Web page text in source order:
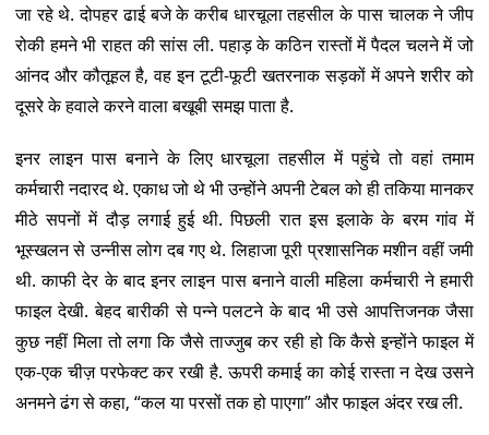
जा रहे थे. दोपहर ढाई बजे के करीब धारचूला तहसील के पास चालक ने जीप
रोकी हमने भी राहत की सांस ली. पहाड़ के कठिन रास्तों में पैदल चलने में जो
आंनद और कौतूहल है, वह इन टूटी-फूटी खतरनाक सड़कों में अपने शरीर को
दूसरे के हवाले करने वाला बखूबी समझ पाता है.
इनर लाइन पास बनाने के लिए धारचूला तहसील में पहुंचे तो वहां तमाम
कर्मचारी नदारद थे. एकाध जो थे भी उन्होंने अपनी टेबल को ही तकिया मानकर
मीठे सपनों में दौड़ लगाई हुई थी. पिछली रात इस इलाके के बरम गांव में
भूस्खलन से उन्नीस लोग दब गए थे. लिहाजा पूरी प्रशासनिक मशीन वहीं जमी
थी. काफी देर के बाद इनर लाइन पास बनाने वाली महिला कर्मचारी ने हमारी
फाइल देखी. बेहद बारीकी से पन्ने पलटने के बाद भी उसे आपत्तिजनक जैसा
कुछ नहीं मिला तो लगा कि जैसे ताज्जुब कर रही हो कि कैसे इन्होंने फाइल में
एक-एक चीज़ परफेक्ट कर रखी है. ऊपरी कमाई का कोई रास्ता न देख उसने
अनमने ढंग से कहा, “कल या परसों तक हो पाएगा” और फाइल अंदर रख ली.